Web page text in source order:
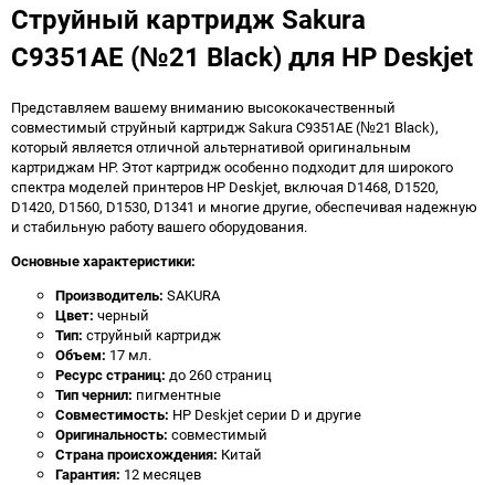
Струйный картридж Sakura
C9351AE (№21 Black) для HP Deskjet
Представляем вашему вниманию высококачественный
совместимый струйный картридж Sakura C9351AE (№21 Black),
который является отличной альтернативой оригинальным
картриджам HP. Этот картридж особенно подходит для широкого
спектра моделей принтеров HP Deskjet, включая D1468, D1520,
D1420, D1560, D1530, D1341 и многие другие, обеспечивая надежную
и стабильную работу вашего оборудования.
Основные характеристики:
Производитель: SAKURA
Цвет: черный
Тип: струйный картридж
Объем: 17 мл.
Ресурс страниц: до 260 страниц
Тип чернил: пигментные
Совместимость: HP Deskjet серии D и другие
Оригинальность: совместимый
Страна происхождения: Китай
Гарантия: 12 месяцев